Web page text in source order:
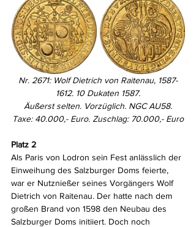
Nr. 2671: Wolf Dietrich von Raitenau, 1587-
1612. 10 Dukaten 1587.
Äußerst selten. Vorzüglich. NGC AU58.
Taxe: 40.000,- Euro. Zuschlag: 70.000,- Euro
Platz 2
Als Paris von Lodron sein Fest anlässlich der
Einweihung des Salzburger Doms feierte,
war er Nutznießer seines Vorgängers Wolf
Dietrich von Raitenau. Der hatte nach dem
großen Brand von 1598 den Neubau des
Salzburger Doms initiiert. Doch noch